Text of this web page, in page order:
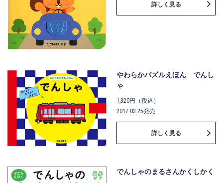
詳しく見る
やわらかパズルえほん でんし
ゃ
1,320円（税込）
2017.03.25発売
詳しく見る
でんしゃのまるさんかくしかく